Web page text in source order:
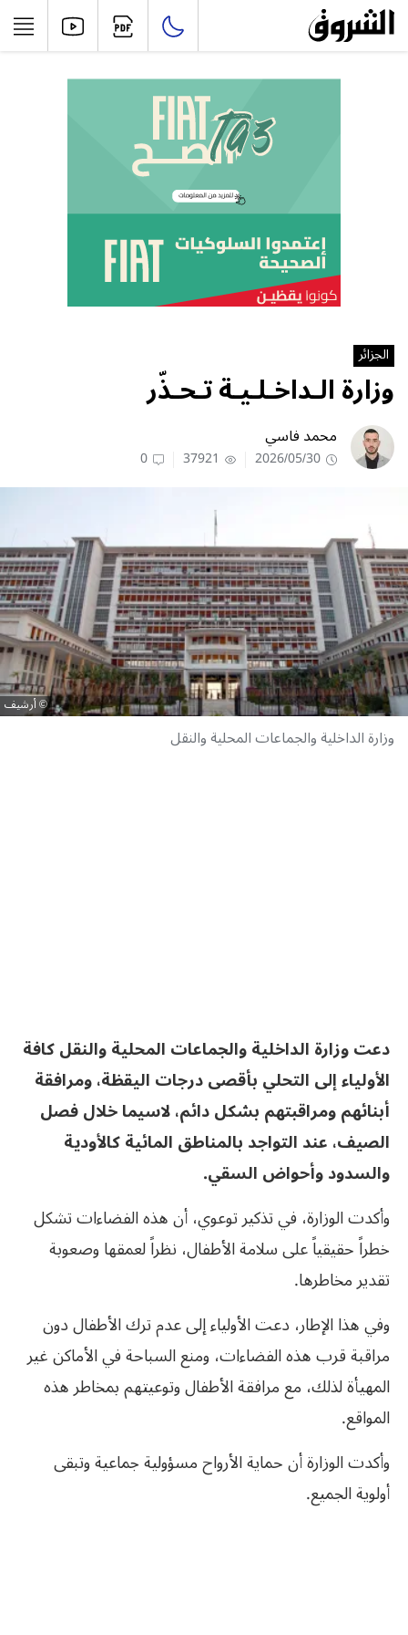
الجزائر
وزارة الـداخـلـيـة تـحـذّر
محمد فاسي
2026/05/30
37921
0
أرشيف
وزارة الداخلية والجماعات المحلية والنقل
دعت وزارة الداخلية والجماعات المحلية والنقل كافة
الأولياء إلى التحلي بأقصى درجات اليقظة، ومرافقة
أبنائهم ومراقبتهم بشكل دائم، لاسيما خلال فصل
الصيف، عند التواجد بالمناطق المائية كالأودية
والسدود وأحواض السقي.
وأكدت الوزارة، في تذكير توعوي، أن هذه الفضاءات تشكل
خطراً حقيقياً على سلامة الأطفال، نظراً لعمقها وصعوبة
تقدير مخاطرها.
وفي هذا الإطار، دعت الأولياء إلى عدم ترك الأطفال دون
مراقبة قرب هذه الفضاءات، ومنع السباحة في الأماكن غير
المهيأة لذلك، مع مرافقة الأطفال وتوعيتهم بمخاطر هذه
المواقع.
وأكدت الوزارة أن حماية الأرواح مسؤولية جماعية وتبقى
أولوية الجميع.